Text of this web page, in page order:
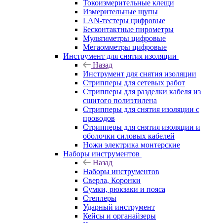
Токоизмерительные клещи
Измерительные щупы
LAN-тестеры цифровые
Бесконтактные пирометры
Мультиметры цифровые
Мегаомметры цифровые
Инструмент для снятия изоляции
Назад
Инструмент для снятия изоляции
Стрипперы для сетевых работ
Стрипперы для разделки кабеля из
сшитого полиэтилена
Cтрипперы для снятия изоляции с
проводов
Стрипперы для снятия изоляции и
оболочки силовых кабелей
Ножи электрика монтерские
Наборы инструментов
Назад
Наборы инструментов
Сверла, Коронки
Сумки, рюкзаки и пояса
Степлеры
Ударный инструмент
Кейсы и органайзеры